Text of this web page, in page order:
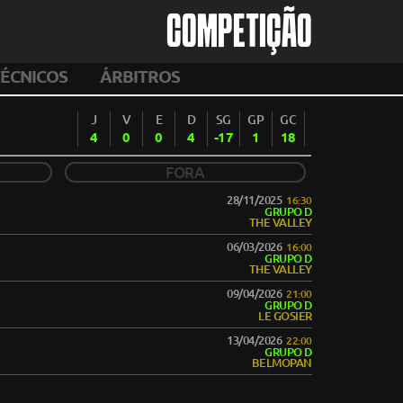
COMPETIÇÃO
ÁRBITROS
J
4
V
0
E
0
D
4
SG
-17
GP
1
GC
18
FORA
28/11/2025 16:30
GRUPO D
THE VALLEY
06/03/2026 16:00
GRUPO D
THE VALLEY
09/04/2026 21:00
GRUPO D
LE GOSIER
13/04/2026 22:00
GRUPO D
BELMOPAN